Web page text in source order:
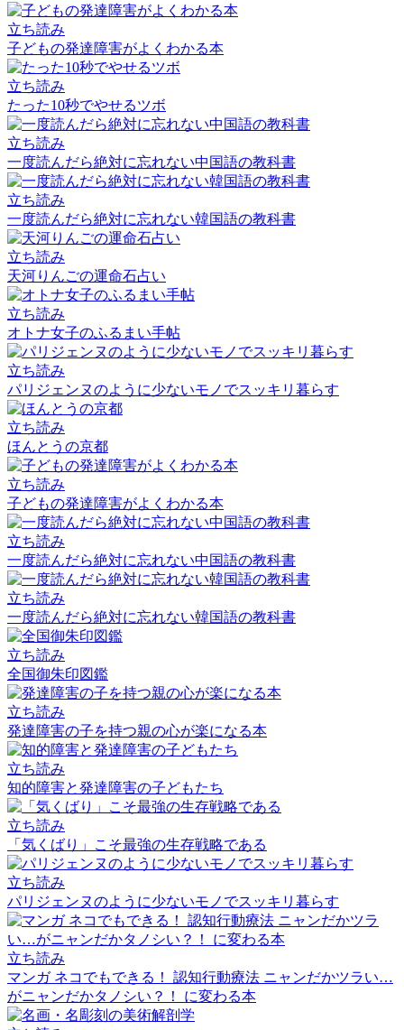
立ち読み
子どもの発達障害がよくわかる本
立ち読み
たった10秒でやせるツボ
立ち読み
一度読んだら絶対に忘れない中国語の教科書
立ち読み
一度読んだら絶対に忘れない韓国語の教科書
立ち読み
天河りんごの運命石占い
立ち読み
オトナ女子のふるまい手帖
立ち読み
パリジェンヌのように少ないモノでスッキリ暮らす
立ち読み
ほんとうの京都
立ち読み
子どもの発達障害がよくわかる本
立ち読み
一度読んだら絶対に忘れない中国語の教科書
立ち読み
一度読んだら絶対に忘れない韓国語の教科書
立ち読み
全国御朱印図鑑
立ち読み
発達障害の子を持つ親の心が楽になる本
立ち読み
知的障害と発達障害の子どもたち
立ち読み
「気くばり」こそ最強の生存戦略である
立ち読み
パリジェンヌのように少ないモノでスッキリ暮らす
立ち読み
マンガ ネコでもできる！ 認知行動療法 ニャンだかツラい…
がニャンだかタノシい？！ に変わる本